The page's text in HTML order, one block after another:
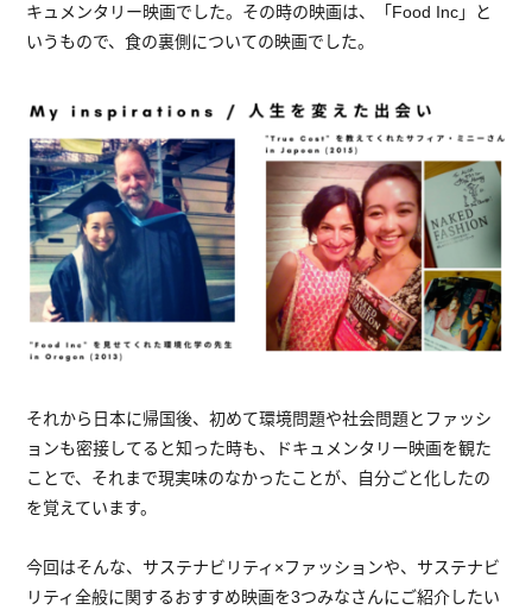
キュメンタリー映画でした。その時の映画は、「Food Inc」と
いうもので、食の裏側についての映画でした。
それから日本に帰国後、初めて環境問題や社会問題とファッシ
ョンも密接してると知った時も、ドキュメンタリー映画を観た
ことで、それまで現実味のなかったことが、自分ごと化したの
を覚えています。
今回はそんな、サステナビリティ×ファッションや、サステナビ
リティ全般に関するおすすめ映画を3つみなさんにご紹介したい